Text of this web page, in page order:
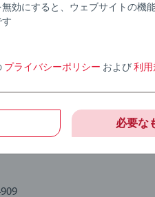
されています。マグネット
して小さなお子さまの発達
達の質を向上させるために
効にすると、ウェブサイトの機
プライバシーポリシー および 利用
必要な